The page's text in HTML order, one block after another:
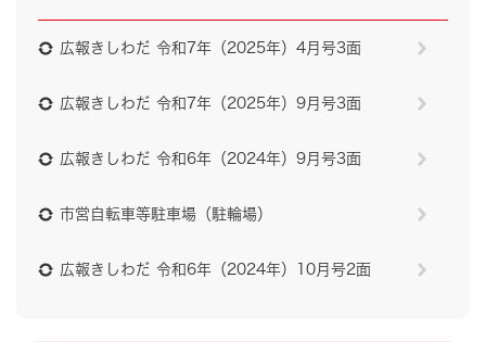
広報きしわだ 令和7年（2025年）4月号3面
広報きしわだ 令和7年（2025年）9月号3面
広報きしわだ 令和6年（2024年）9月号3面
市営自転車等駐車場（駐輪場）
広報きしわだ 令和6年（2024年）10月号2面